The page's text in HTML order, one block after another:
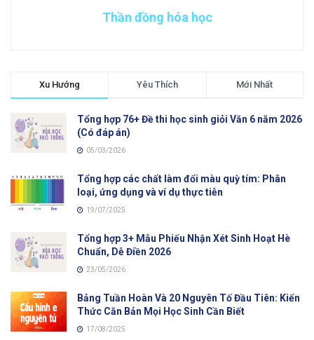
Thần đồng hóa học
Xu Hướng Yêu Thích Mới Nhất
Tổng hợp 76+ Đề thi học sinh giỏi Văn 6 năm 2026
(Có đáp án)
05/03/2026
Tổng hợp các chất làm đổi màu quỳ tím: Phân
loại, ứng dụng và ví dụ thực tiễn
19/07/2025
Tổng hợp 3+ Mẫu Phiếu Nhận Xét Sinh Hoạt Hè
Chuẩn, Dễ Điền 2026
23/05/2026
Bảng Tuần Hoàn Và 20 Nguyên Tố Đầu Tiên: Kiến
Thức Căn Bản Mọi Học Sinh Cần Biết
17/08/2025